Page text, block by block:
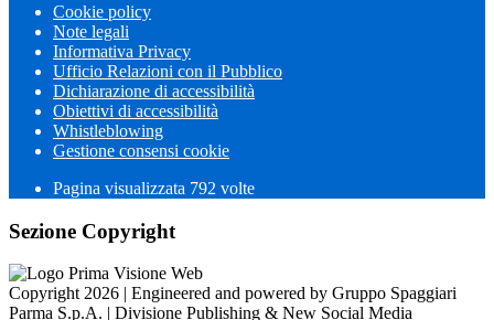
Cookie policy
Note legali
Informativa Privacy
Ufficio Relazioni con il Pubblico
Dichiarazione di accessibilità
Obiettivi di accessibilità
Whistleblowing
Gestione consensi cookie
Pagina visualizzata 792 volte
Sezione Copyright
Copyright 2026 | Engineered and powered by Gruppo Spaggiari
Parma S.p.A. | Divisione Publishing & New Social Media